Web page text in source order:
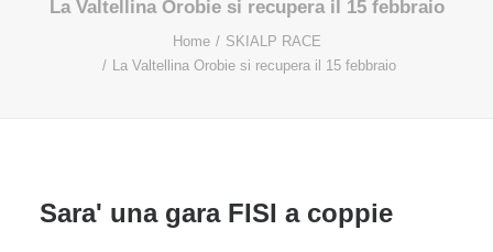
La Valtellina Orobie si recupera il 15 febbraio
Home
SKIALP RACE
La Valtellina Orobie si recupera il 15 febbraio
Sara' una gara FISI a coppie